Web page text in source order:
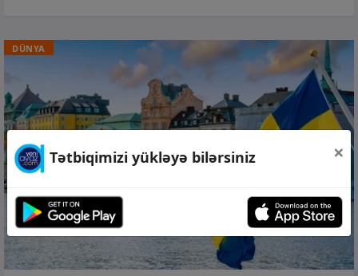
DÜNYA
Tətbiqimizi yükləyə bilərsiniz ×